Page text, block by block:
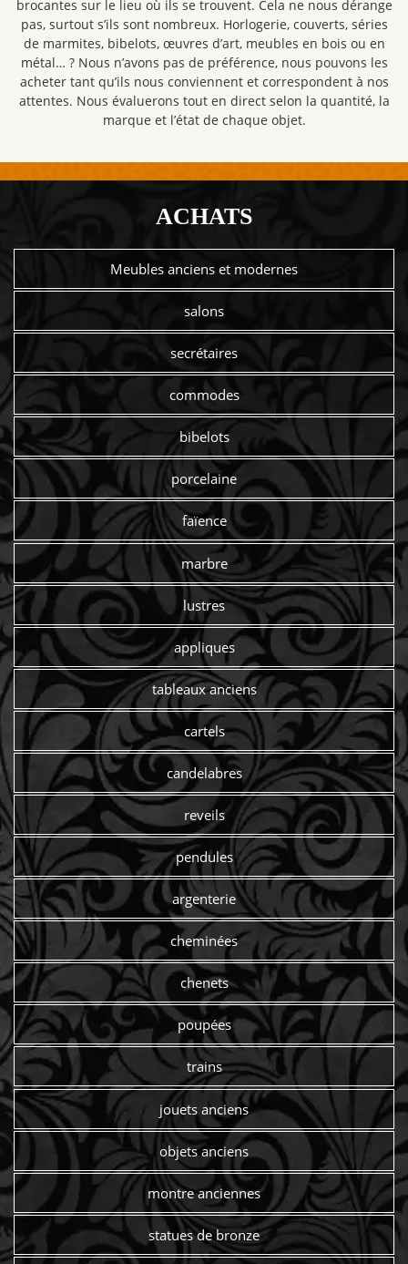
brocantes sur le lieu où ils se trouvent. Cela ne nous dérange
pas, surtout s’ils sont nombreux. Horlogerie, couverts, séries
de marmites, bibelots, œuvres d’art, meubles en bois ou en
métal… ? Nous n’avons pas de préférence, nous pouvons les
acheter tant qu’ils nous conviennent et correspondent à nos
attentes. Nous évaluerons tout en direct selon la quantité, la
marque et l’état de chaque objet.
ACHATS
Meubles anciens et modernes
salons
secrétaires
commodes
bibelots
porcelaine
faïence
marbre
lustres
appliques
tableaux anciens
cartels
candelabres
reveils
pendules
argenterie
cheminées
chenets
poupées
trains
jouets anciens
objets anciens
montre anciennes
statues de bronze